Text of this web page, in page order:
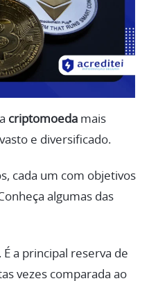
criptomoeda mais
e diversificado.
cada um com objetivos
algumas das
a principal reserva de
vezes comparada ao